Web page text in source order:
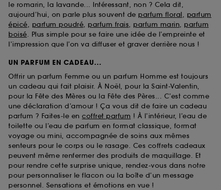
le romarin, la lavande... Intéressant, non ? Cela dit,
aujourd’hui, on parle plus souvent de parfum floral, parfum
épicé, parfum poudré, parfum frais, parfum marin, parfum
boisé. Plus simple pour se faire une idée de l’empreinte et
l’impression que l’on va diffuser et graver derrière nous !
UN PARFUM EN CADEAU...
Offrir un parfum Femme ou un parfum Homme est toujours
un cadeau qui fait plaisir. À Noël, pour la Saint-Valentin,
pour la Fête des Mères ou la Fête des Pères... C’est comme
une déclaration d’amour ! Ça vous dit de faire un cadeau
parfum ? Faites-le en coffret parfum ! À l’intérieur, l’eau de
toilette ou l’eau de parfum en format classique, format
voyage ou mini, accompagnée de soins aux mêmes
senteurs pour le corps ou le rasage. Ces coffrets cadeaux
peuvent même renfermer des produits de maquillage. Et
pour rendre cette surprise unique, rendez-vous dans notre
pour personnaliser le flacon ou la boîte d’un message
personnel. Sensations et émotions en vue !